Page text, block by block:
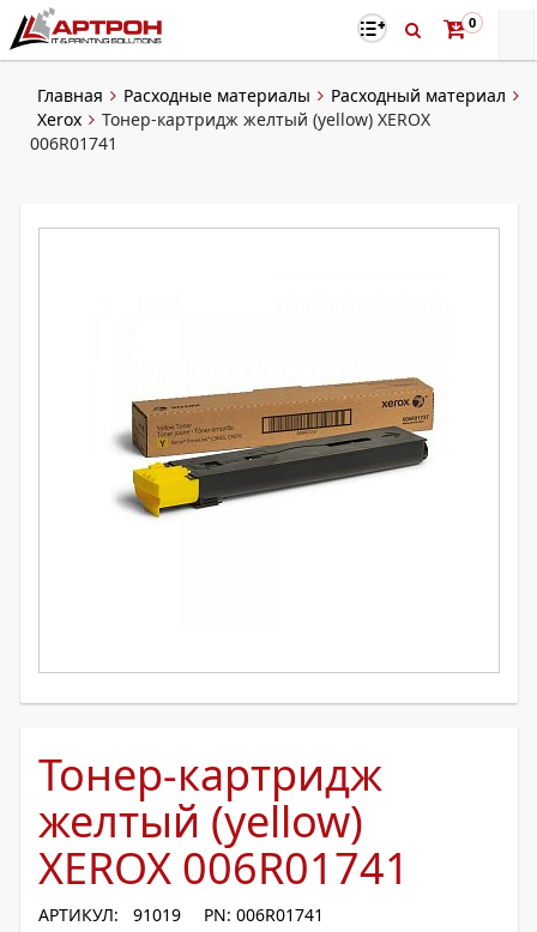
0
Главная Расходные материалы
Расходный материал
Xerox
Тонер-картридж желтый (yellow) XEROX
006R01741
Тонер-картридж
желтый (yellow)
XEROX 006R01741
АРТИКУЛ: 91019 PN: 006R01741